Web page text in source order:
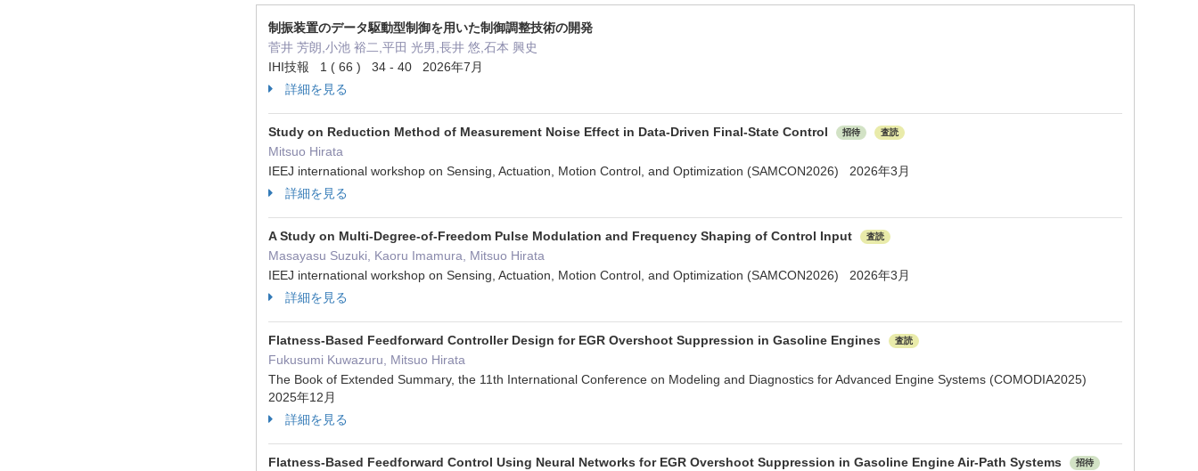
制振装置のデータ駆動型制御を用いた制御調整技術の開発
菅井 芳朗,小池 裕二,平田 光男,長井 悠,石本 興史
IHI技報 1 ( 66 ) 34 - 40 2026年7月
詳細を見る
Study on Reduction Method of Measurement Noise Effect in Data-Driven Final-State Control 招待 査読
Mitsuo Hirata
IEEJ international workshop on Sensing, Actuation, Motion Control, and Optimization (SAMCON2026) 2026年3月
詳細を見る
A Study on Multi-Degree-of-Freedom Pulse Modulation and Frequency Shaping of Control Input 査読
Masayasu Suzuki, Kaoru Imamura, Mitsuo Hirata
IEEJ international workshop on Sensing, Actuation, Motion Control, and Optimization (SAMCON2026) 2026年3月
詳細を見る
Flatness-Based Feedforward Controller Design for EGR Overshoot Suppression in Gasoline Engines 査読
Fukusumi Kuwazuru, Mitsuo Hirata
The Book of Extended Summary, the 11th International Conference on Modeling and Diagnostics for Advanced Engine Systems (COMODIA2025)
2025年12月
詳細を見る
Flatness-Based Feedforward Control Using Neural Networks for EGR Overshoot Suppression in Gasoline Engine Air-Path Systems
招待